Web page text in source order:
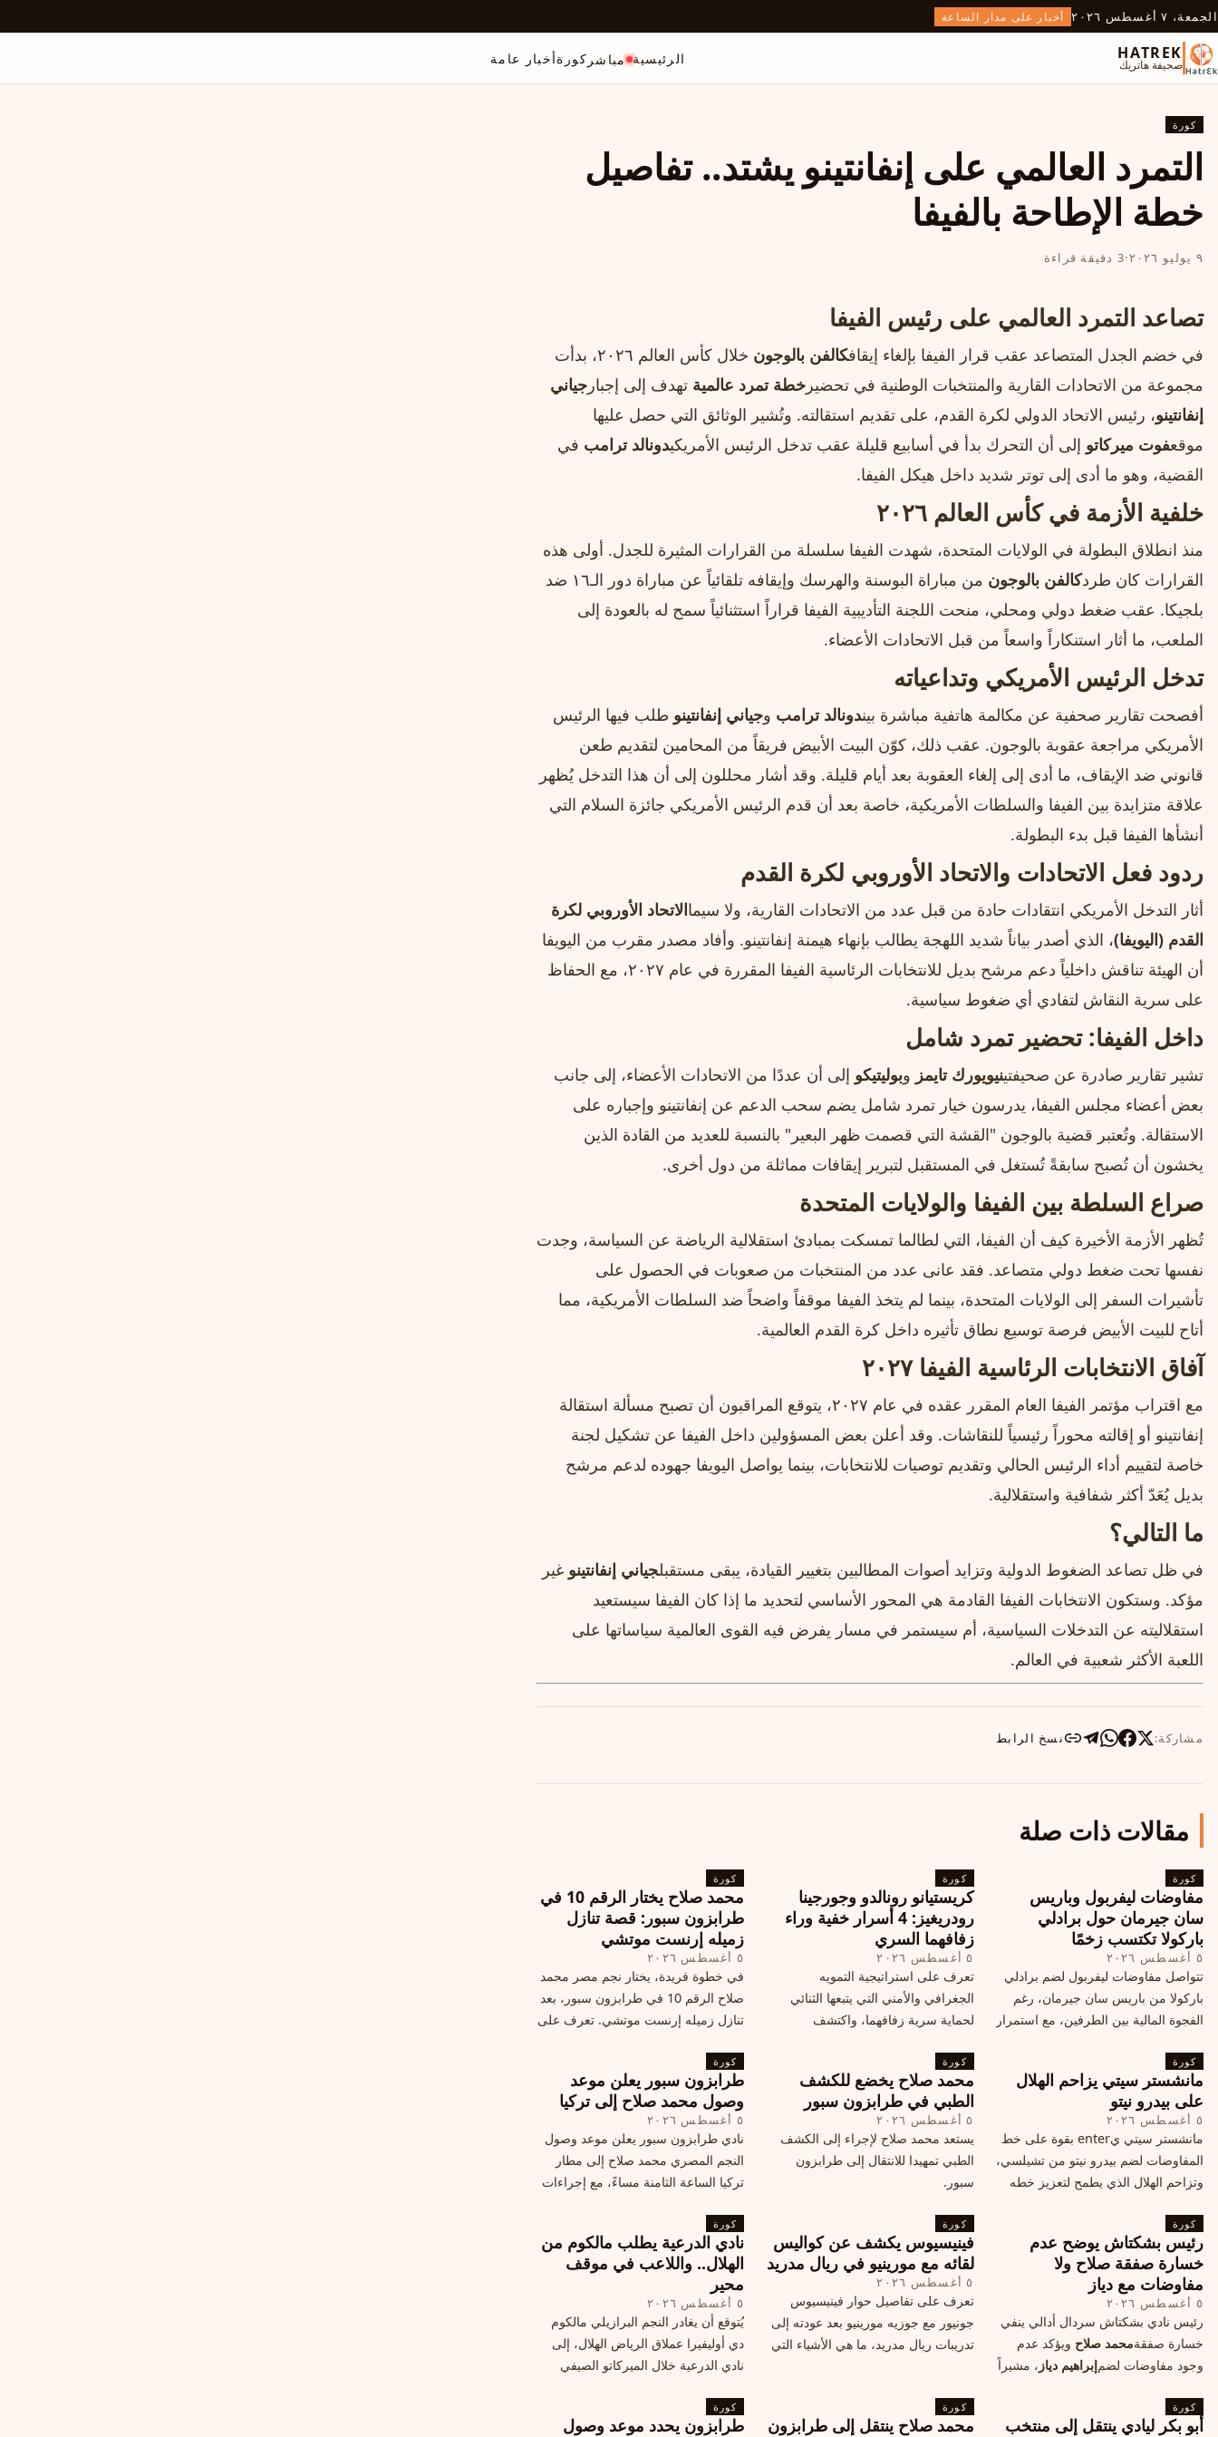
الجمعة، ٧ أغسطس ٢٠٢٦ أخبار على مدار الساعة
HATREK
صحيفة هاتريك الرئيسية مباشر كورةأخبار عامة
كورة
التمرد العالمي على إنفانتينو يشتد.. تفاصيل
خطة الإطاحة بالفيفا
٩ يوليو ٢٠٢٦ ·3 دقيقة قراءة
تصاعد التمرد العالمي على رئيس الفيفا
في خضم الجدل المتصاعد عقب قرار الفيفا بإلغاء إيقافكالفن بالوجون
خلال كأس العالم ٢٠٢٦، بدأت
مجموعة من الاتحادات القارية والمنتخبات الوطنية في تحضير خطة تمرد عالمية تهدف إلى إجبار جياني
إنفانتينو، رئيس الاتحاد الدولي لكرة القدم، على تقديم استقالته. وتُشير الوثائق التي حصل عليها
موقعفوت ميركاتو إلى أن التحرك بدأ في أسابيع قليلة عقب تدخل الرئيس الأمريكيدونالد ترامب في
القضية، وهو ما أدى إلى توتر شديد داخل هيكل الفيفا.
خلفية الأزمة في كأس العالم ٢٠٢٦
منذ انطلاق البطولة في الولايات المتحدة، شهدت الفيفا سلسلة من القرارات المثيرة للجدل. أولى هذه
القرارات كان طردكالفن بالوجون
من مباراة البوسنة والهرسك وإيقافه تلقائياً عن مباراة دور الـ١٦ ضد
بلجيكا. عقب ضغط دولي ومحلي، منحت اللجنة التأديبية الفيفا قراراً استثنائياً سمح له بالعودة إلى
الملعب، ما أثار استنكاراً واسعاً من قبل الاتحادات الأعضاء.
تدخل الرئيس الأمريكي وتداعياته
أفصحت تقارير صحفية عن مكالمة هاتفية مباشرة بيندونالد ترامب وجياني إنفانتينو طلب فيها الرئيس
الأمريكي مراجعة عقوبة بالوجون. عقب ذلك، كوّن البيت الأبيض فريقاً من المحامين لتقديم طعن
قانوني ضد الإيقاف، ما أدى إلى إلغاء العقوبة بعد أيام قليلة. وقد أشار محللون إلى أن هذا التدخل يُظهر
علاقة متزايدة بين الفيفا والسلطات الأمريكية، خاصة بعد أن قدم الرئيس الأمريكي جائزة السلام التي
أنشأها الفيفا قبل بدء البطولة.
ردود فعل الاتحادات والاتحاد الأوروبي لكرة القدم
أثار التدخل الأمريكي انتقادات حادة من قبل عدد من الاتحادات القارية، ولا سيماالاتحاد الأوروبي لكرة
القدم (اليويفا)، الذي أصدر بياناً شديد اللهجة يطالب بإنهاء هيمنة إنفانتينو. وأفاد مصدر مقرب من اليويفا
أن الهيئة تناقش داخلياً دعم مرشح بديل للانتخابات الرئاسية الفيفا المقررة في عام ٢٠٢٧، مع الحفاظ
على سرية النقاش لتفادي أي ضغوط سياسية.
داخل الفيفا: تحضير تمرد شامل
تشير تقارير صادرة عن صحيفتينيويورك تايمز وبوليتيكو إلى أن عددًا من الاتحادات الأعضاء، إلى جانب
بعض أعضاء مجلس الفيفا، يدرسون خيار تمرد شامل يضم سحب الدعم عن إنفانتينو وإجباره على
الاستقالة. وتُعتبر قضية بالوجون "القشة التي قصمت ظهر البعير" بالنسبة للعديد من القادة الذين
يخشون أن تُصبح سابقةً تُستغل في المستقبل لتبرير إيقافات مماثلة من دول أخرى.
صراع السلطة بين الفيفا والولايات المتحدة
تُظهر الأزمة الأخيرة كيف أن الفيفا، التي لطالما تمسكت بمبادئ استقلالية الرياضة عن السياسة، وجدت
نفسها تحت ضغط دولي متصاعد. فقد عانى عدد من المنتخبات من صعوبات في الحصول على
تأشيرات السفر إلى الولايات المتحدة، بينما لم يتخذ الفيفا موقفاً واضحاً ضد السلطات الأمريكية، مما
أتاح للبيت الأبيض فرصة توسيع نطاق تأثيره داخل كرة القدم العالمية.
آفاق الانتخابات الرئاسية الفيفا ٢٠٢٧
مع اقتراب مؤتمر الفيفا العام المقرر عقده في عام ٢٠٢٧، يتوقع المراقبون أن تصبح مسألة استقالة
إنفانتينو أو إقالته محوراً رئيسياً للنقاشات. وقد أعلن بعض المسؤولين داخل الفيفا عن تشكيل لجنة
خاصة لتقييم أداء الرئيس الحالي وتقديم توصيات للانتخابات، بينما يواصل اليويفا جهوده لدعم مرشح
بديل يُعَدّ أكثر شفافية واستقلالية.
ما التالي؟
في ظل تصاعد الضغوط الدولية وتزايد أصوات المطالبين بتغيير القيادة، يبقى مستقبلجياني إنفانتينو غير
مؤكد. وستكون الانتخابات الفيفا القادمة هي المحور الأساسي لتحديد ما إذا كان الفيفا سيستعيد
استقلاليته عن التدخلات السياسية، أم سيستمر في مسار يفرض فيه القوى العالمية سياساتها على
اللعبة الأكثر شعبية في العالم.
مشاركة: نسخ الرابط
مقالات ذات صلة
كورة
مفاوضات ليفربول وباريس
سان جيرمان حول برادلي
باركولا تكتسب زخمًا
٥ أغسطس ٢٠٢٦
تتواصل مفاوضات ليفربول لضم برادلي
باركولا من باريس سان جيرمان، رغم
الفجوة المالية بين الطرفين، مع استمرار
إغلاق سوق الانتقالات
كورة
كريستيانو رونالدو وجورجينا
رودريغيز: 4 أسرار خفية وراء
زفافهما السري
٥ أغسطس ٢٠٢٦
تعرف على استراتيجية التمويه
الجغرافي والأمني التي يتبعها الثنائي
لحماية سرية زفافهما، واكتشف
في البرتغال، واعرف ما هي الخطوات
القادمة في هذا الحدث العالمي
كورة
محمد صلاح يختار الرقم 10 في
طرابزون سبور: قصة تنازل
زميله إرنست موتشي
٥ أغسطس ٢٠٢٦
في خطوة فريدة، يختار نجم مصر محمد
صلاح الرقم 10 في طرابزون سبور، بعد
تنازل زميله إرنست موتشي. تعرف على
كورة
مانشستر سيتي يزاحم الهلال
على بيدرو نيتو
٥ أغسطس ٢٠٢٦
مانشستر سيتي يenter بقوة على خط
المفاوضات لضم بيدرو نيتو من تشيلسي،
وتزاحم الهلال الذي يطمح لتعزيز خطه
كورة
محمد صلاح يخضع للكشف
الطبي في طرابزون سبور
٥ أغسطس ٢٠٢٦
يستعد محمد صلاح لإجراء إلى الكشف
الطبي تمهيدا للانتقال إلى طرابزون
سبور.
كورة
طرابزون سبور يعلن موعد
وصول محمد صلاح إلى تركيا
٥ أغسطس ٢٠٢٦
نادي طرابزون سبور يعلن موعد وصول
النجم المصري محمد صلاح إلى مطار
تركيا الساعة الثامنة مساءً، مع إجراءات
جديد ومكافآت مالية.
كورة
رئيس بشكتاش يوضح عدم
خسارة صفقة صلاح ولا
مفاوضات مع دياز
٥ أغسطس ٢٠٢٦
رئيس نادي بشكتاش سردال أدالي ينفي
خسارة صفقةمحمد صلاح ويؤكد عدم
وجود مفاوضات لضمإبراهيم دياز ، مشيراً
محتملة أخرى.
كورة
فينيسيوس يكشف عن كواليس
لقائه مع مورينيو في ريال مدريد
٥ أغسطس ٢٠٢٦
تعرف على تفاصيل حوار فينيسيوس
جونيور مع جوزيه مورينيو بعد عودته إلى
تدريبات ريال مدريد، ما هي الأشياء التي
كورة
نادي الدرعية يطلب مالكوم من
الهلال.. واللاعب في موقف
محير
٥ أغسطس ٢٠٢٦
يُتوقع أن يغادر النجم البرازيلي مالكوم
دي أوليفيرا عملاق الرياض الهلال، إلى
نادي الدرعية خلال الميركاتو الصيفي
هذا الانتقال، وسط تقارير تفيد أن الهلال
يرحب بفراقته.
كورة
أبو بكر ليادي ينتقل إلى منتخب
كورة
محمد صلاح ينتقل إلى طرابزون
كورة
طرابزون يحدد موعد وصول